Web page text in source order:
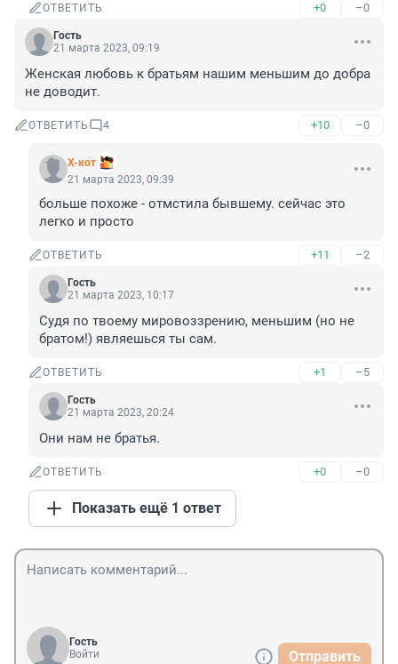
ОТВЕТИТЬ +0 –0
Гость
21 марта 2023, 09:19
Женская любовь к братьям нашим меньшим до добра
не доводит.
ОТВЕТИТЬ 4 +10 –0
X-кот
21 марта 2023, 09:39
больше похоже - отмстила бывшему. сейчас это
легко и просто
ОТВЕТИТЬ +11 –2
Гость
21 марта 2023, 10:17
Судя по твоему мировоззрению, меньшим (но не
братом!) являешься ты сам.
ОТВЕТИТЬ +1 –5
Гость
21 марта 2023, 20:24
Они нам не братья.
ОТВЕТИТЬ +0 –0
Показать ещё 1 ответ
Гость
Войти
Отправить